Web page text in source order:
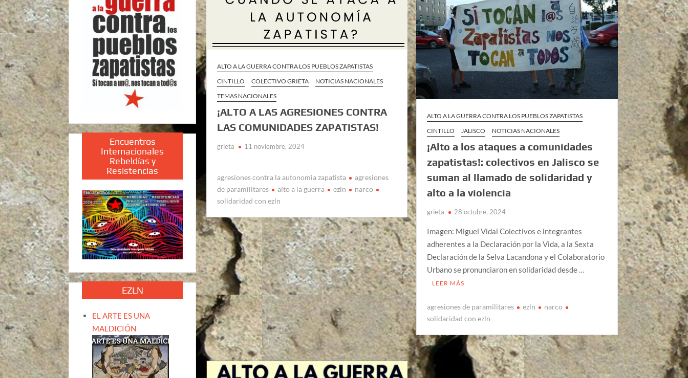
ALTO A LA GUERRA CONTRA LOS PUEBLOS ZAPATISTAS
CINTILLO
COLECTIVO GRIETA
NOTICIAS NACIONALES
TEMAS NACIONALES
¡ALTO A LAS AGRESIONES CONTRA
LAS COMUNIDADES ZAPATISTAS!
grieta 11 noviembre, 2024
agresiones contra la autonomia zapatista
agresiones
de paramilitares
alto a la guerra ezln
narco
solidaridad con ezln
ALTO A LA GUERRA CONTRA LOS PUEBLOS ZAPATISTAS
CINTILLO
JALISCO NOTICIAS NACIONALES
¡Alto a los ataques a comunidades
zapatistas!: colectivos en Jalisco se
suman al llamado de solidaridad y
alto a la violencia
grieta 28 octubre, 2024
Imagen: Miguel Vidal Colectivos e integrantes
adherentes a la Declaración por la Vida, a la Sexta
Declaración de la Selva Lacandona y el Colaboratorio
Urbano se pronunciaron en solidaridad desde …
LEER MÁS
agresiones de paramilitares ezln
narco
solidaridad con ezln
Encuentros
Internacionales
Rebeldías y
Resistencias
EZLN
EL ARTE ES UNA
MALDICIÓN